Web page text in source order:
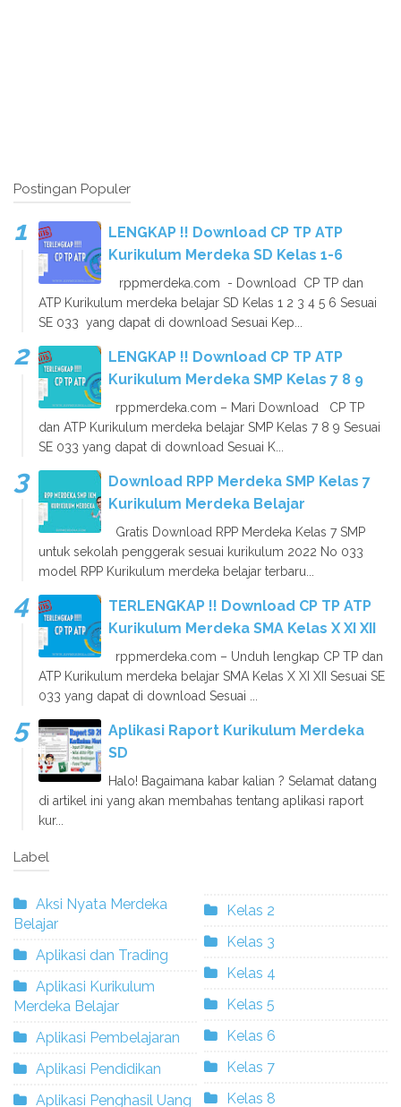
Postingan Populer
LENGKAP !! Download CP TP ATP
Kurikulum Merdeka SD Kelas 1-6
rppmerdeka.com - Download CP TP dan
ATP Kurikulum merdeka belajar SD Kelas 1 2 3 4 5 6 Sesuai
SE 033 yang dapat di download Sesuai Kep...
LENGKAP !! Download CP TP ATP
Kurikulum Merdeka SMP Kelas 7 8 9
rppmerdeka.com – Mari Download CP TP
dan ATP Kurikulum merdeka belajar SMP Kelas 7 8 9 Sesuai
SE 033 yang dapat di download Sesuai K...
Download RPP Merdeka SMP Kelas 7
Kurikulum Merdeka Belajar
Gratis Download RPP Merdeka Kelas 7 SMP
untuk sekolah penggerak sesuai kurikulum 2022 No 033
model RPP Kurikulum merdeka belajar terbaru...
TERLENGKAP !! Download CP TP ATP
Kurikulum Merdeka SMA Kelas X XI XII
rppmerdeka.com – Unduh lengkap CP TP dan
ATP Kurikulum merdeka belajar SMA Kelas X XI XII Sesuai SE
033 yang dapat di download Sesuai ...
Aplikasi Raport Kurikulum Merdeka
SD
Halo! Bagaimana kabar kalian ? Selamat datang
di artikel ini yang akan membahas tentang aplikasi raport
kur...
Label
Aksi Nyata Merdeka
Belajar
Aplikasi dan Trading
Aplikasi Kurikulum
Merdeka Belajar
Aplikasi Pembelajaran
Aplikasi Pendidikan
Aplikasi Penghasil Uang
Kelas 2
Kelas 3
Kelas 4
Kelas 5
Kelas 6
Kelas 7
Kelas 8